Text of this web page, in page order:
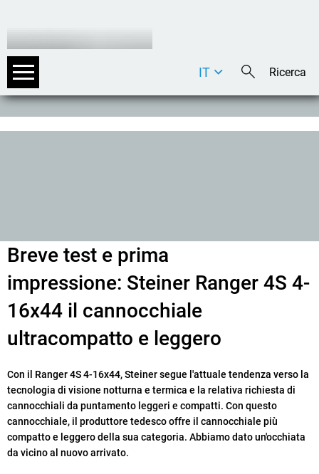
DE
IT
Breve test e prima
impressione: Steiner Ranger 4S 4-
16x44 il cannocchiale
ultracompatto e leggero
Con il Ranger 4S 4-16x44, Steiner segue l'attuale tendenza verso la
tecnologia di visione notturna e termica e la relativa richiesta di
cannocchiali da puntamento leggeri e compatti. Con questo
cannocchiale, il produttore tedesco offre il cannocchiale più
compatto e leggero della sua categoria. Abbiamo dato un'occhiata
da vicino al nuovo arrivato.